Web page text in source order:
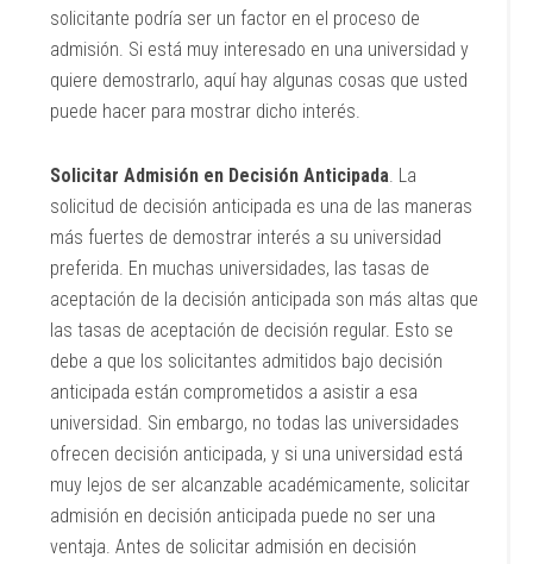
solicitante podría ser un factor en el proceso de
admisión. Si está muy interesado en una universidad y
quiere demostrarlo, aquí hay algunas cosas que usted
puede hacer para mostrar dicho interés.
Solicitar Admisión en Decisión Anticipada . La
solicitud de decisión anticipada es una de las maneras
más fuertes de demostrar interés a su universidad
preferida. En muchas universidades, las tasas de
aceptación de la decisión anticipada son más altas que
las tasas de aceptación de decisión regular. Esto se
debe a que los solicitantes admitidos bajo decisión
anticipada están comprometidos a asistir a esa
universidad. Sin embargo, no todas las universidades
ofrecen decisión anticipada, y si una universidad está
muy lejos de ser alcanzable académicamente, solicitar
admisión en decisión anticipada puede no ser una
ventaja. Antes de solicitar admisión en decisión